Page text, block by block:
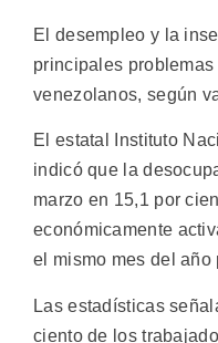
El desempleo y la
principales
venezolanos, según
El estatal Instituto
indicó que la
marzo en 15,1 por
económicamente
el mismo mes del año
Las estadísticas
ciento de los